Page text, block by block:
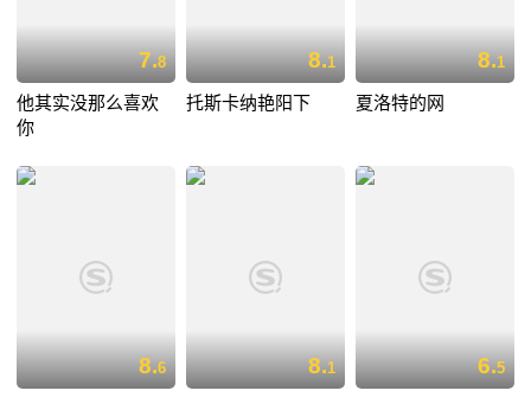
7.8
他其实没那么喜欢
你
8.1
托斯卡纳艳阳下
8.1
夏洛特的网
8.6 8.1 6.5